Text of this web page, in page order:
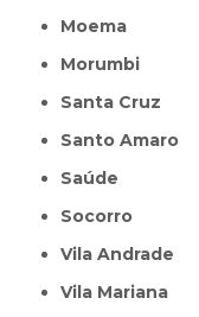
Moema
Morumbi
Santa Cruz
Santo Amaro
Saúde
Socorro
Vila Andrade
Vila Mariana